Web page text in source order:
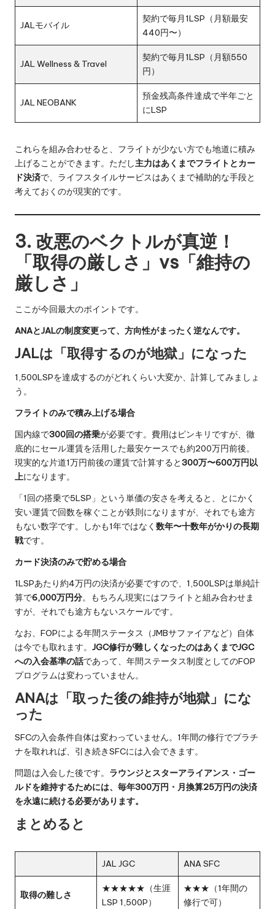
JALモバイル
契約で毎月1LSP（月額最安
440円〜）
JAL Wellness & Travel
契約で毎月1LSP（月額550
円）
JAL NEOBANK
預金残高条件達成で半年ごと
にLSP
これらを組み合わせると、フライトが少ない方でも地道に積み
上げることができます。ただし主力はあくまでフライトとカー
ド決済で、ライフスタイルサービスはあくまで補助的な手段と
考えておくのが現実的です。
3. 改悪のベクトルが真逆！
「取得の厳しさ」vs「維持の
厳しさ」
ここが今回最大のポイントです。
ANAとJALの制度変更って、方向性がまったく逆なんです。
JALは「取得するのが地獄」になった
1,500LSPを達成するのがどれくらい大変か、計算してみましょ
う。
フライトのみで積み上げる場合
国内線で300回の搭乗が必要です。費用はピンキリですが、徹
底的にセール運賃を活用した最安ケースでも約200万円前後。
現実的な片道1万円前後の運賃で計算すると300万〜600万円以
上になります。
「1回の搭乗で5LSP」という単価の安さを考えると、とにかく
安い運賃で回数を稼ぐことが鉄則になりますが、それでも途方
もない数字です。しかも1年ではなく 数年〜十数年がかりの長期
戦です。
カード決済のみで貯める場合
1LSPあたり約4万円の決済が必要ですので、1,500LSPは単純計
算で6,000万円分。もちろん現実にはフライトと組み合わせま
すが、それでも途方もないスケールです。
なお、FOPによる年間ステータス（JMBサファイアなど）自体
は今でも取れます。 JGC修行が難しくなったのはあくまでJGC
への入会基準の話であって、年間ステータス制度としてのFOP
プログラムは変わっていません。
ANAは「取った後の維持が地獄」にな
った
SFCの入会条件自体は変わっていません。1年間の修行でプラチ
ナを取れれば、引き続きSFCには入会できます。
問題は入会した後です。 ラウンジとスターアライアンス・ゴー
ルドを維持するためには、毎年300万円・月換算25万円の決済
を永遠に続ける必要があります。
まとめると
JAL JGC ANA SFC
取得の難しさ
★★★★★（生涯
LSP 1,500P）
★★★（1年間の
修行で可）